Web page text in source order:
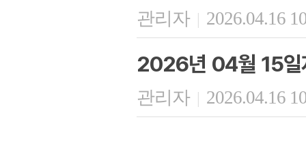
관리자 | 2026.04.16
2026년 04월 15일
관리자 | 2026.04.16